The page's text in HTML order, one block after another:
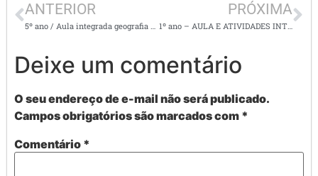
ANTERIOR
5º ano / Aula integrada geografia e história: REGIÃO SUDESTE
PRÓXIMA
1º ano – AULA E ATIVIDADES INTEGRADA DE CIÊNCIAS; DIA E NOITE
Deixe um comentário
O seu endereço de e-mail não será publicado.
Campos obrigatórios são marcados com *
Comentário *